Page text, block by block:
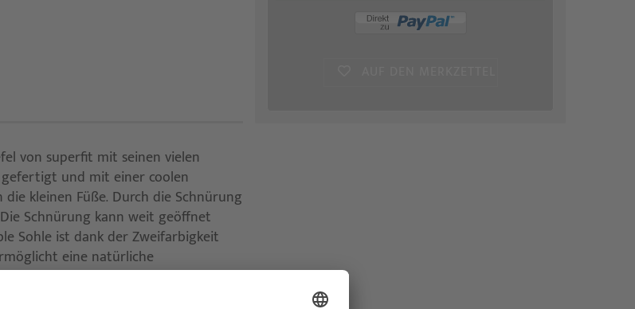
von superfit mit seinen vielen
gefertigt und mit einer coolen
kleinen Füße. Durch die Schnürung
Schnürung kann weit geöffnet
Sohle ist dank der Zweifarbigkeit
eine natürliche
mollig warme Füße, auch an kalten